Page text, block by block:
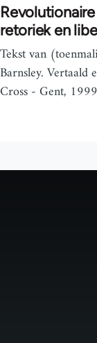
retoriek en
Tekst van
Barnsley. Vertaald
Cross - Gent,